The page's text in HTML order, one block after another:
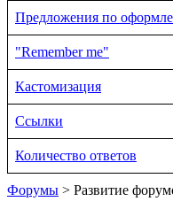
Предложения по
"Remember me"
Кастомизация
Ссылки
Количество ответов
Форумы > Развитие